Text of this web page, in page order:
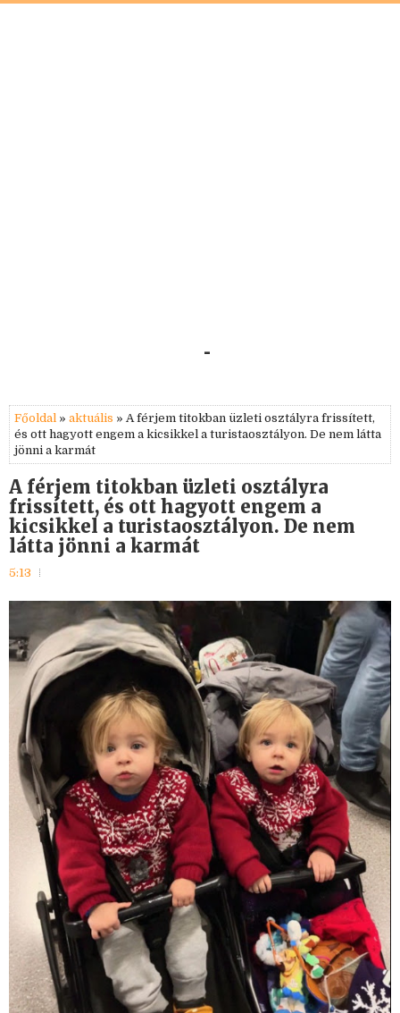
-
Főoldal » aktuális » A férjem titokban üzleti osztályra frissített,
és ott hagyott engem a kicsikkel a turistaosztályon. De nem látta
jönni a karmát
A férjem titokban üzleti osztályra
frissített, és ott hagyott engem a
kicsikkel a turistaosztályon. De nem
látta jönni a karmát
5:13